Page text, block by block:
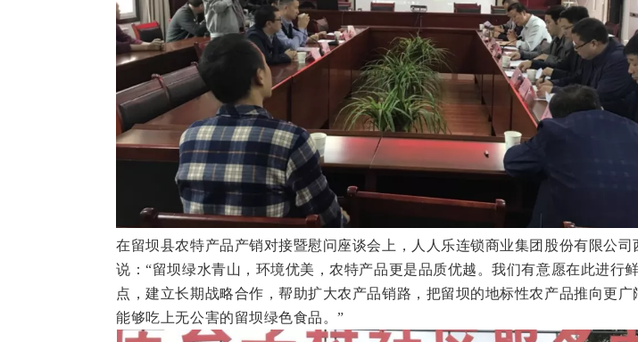
在留坝县农特产品产销对接暨慰问座谈会上，人人乐连锁商业集团股份有限公司
说：“留坝绿水青山，环境优美，农特产品更是品质优越。我们有意愿在此进行
点，建立长期战略合作，帮助扩大农产品销路，把留坝的地标性农产品推向更广
能够吃上无公害的留坝绿色食品。”